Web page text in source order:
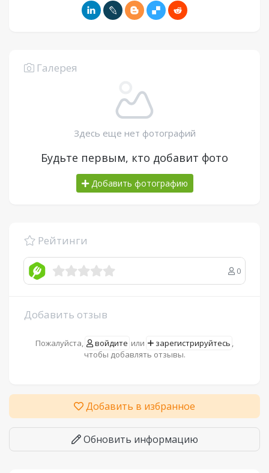
Галерея
Здесь еще нет фотографий
Будьте первым, кто добавит фото
Добавить фотографию
Рейтинги
0
Добавить отзыв
Пожалуйста, войдите или зарегистрируйтесь ,
чтобы добавлять отзывы.
Добавить в избранное
Обновить информацию